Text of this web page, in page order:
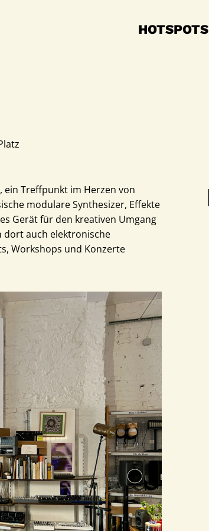
HOTSPOTS
ein Treffpunkt im Herzen von
modulare Synthesizer, Effekte
Gerät für den kreativen Umgang
dort auch elektronische
Workshops und Konzerte